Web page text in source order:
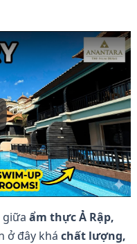
giữaẩm thực Ả Rập,
ở đây kháchất lượng,